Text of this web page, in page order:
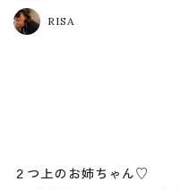
RISA
２つ上のお姉ちゃん♡